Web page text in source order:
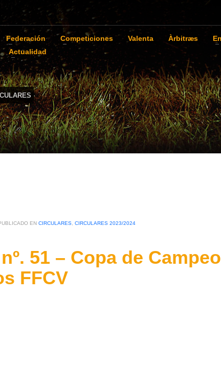
Federación Competiciones Valenta Àrbitræs
Actualidad
EN CIRCULARES, CIRCULARES 2023/2024
51 – Copa de
FFCV